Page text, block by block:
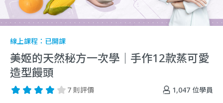
線上課程： 已開課
美姬的天然秘方一次學｜手作12款蒸可愛
造型饅頭
1,047 位學員
7 則評價